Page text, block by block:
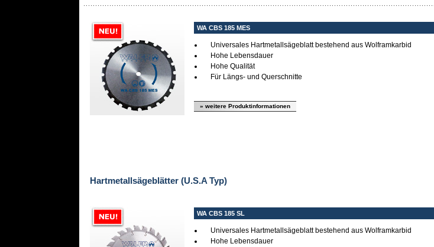
WA CBS 185 MES
Universales Hartmetallsägeblatt bestehend aus Wolframkarbid
Hohe Lebensdauer
Hohe Qualität
Für Längs- und Querschnitte
» weitere Produktinformationen
Hartmetallsägeblätter (U.S.A Typ)
WA CBS 185 SL
Universales Hartmetallsägeblatt bestehend aus Wolframkarbid
Hohe Lebensdauer